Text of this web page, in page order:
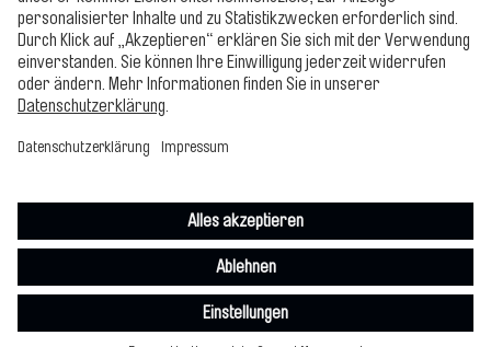
Cookie-Einstellungen
Erklärung zur Barrierefreiheit
Compliance
Erfurt Gruppe 2025